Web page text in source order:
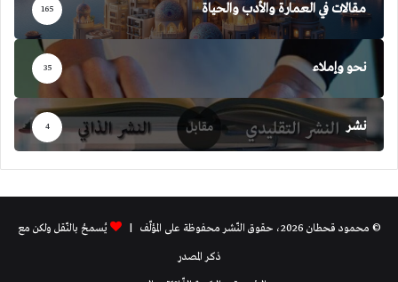
مقالات في العمارة والأدب والحياة 165
نحو وإملاء 35
نشر 4
© محمود قحطان 2026، حقوق النّشر محفوظة على المؤلّف |
يُسمحُ بالنّقل ولكن مع
ذكر المصدر